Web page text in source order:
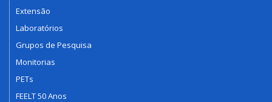
Extensão
Laboratórios
Grupos de Pesquisa
Monitorias
PETs
FEELT 50 Anos